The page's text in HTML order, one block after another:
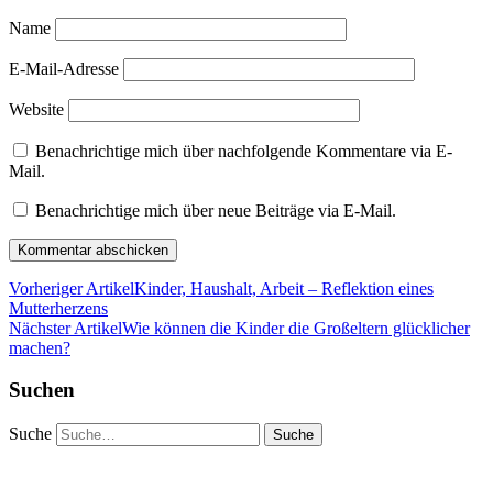
Name
E-Mail-Adresse
Website
Benachrichtige mich über nachfolgende Kommentare via E-
Mail.
Benachrichtige mich über neue Beiträge via E-Mail.
Vorheriger ArtikelKinder, Haushalt, Arbeit – Reflektion eines
Mutterherzens
Nächster ArtikelWie können die Kinder die Großeltern glücklicher
machen?
Suchen
Suche